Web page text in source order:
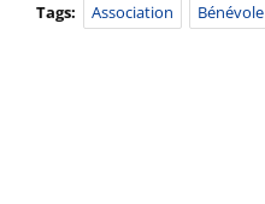
Tags: Association Bénévole